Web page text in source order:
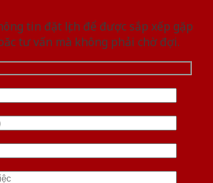
tin đặt lịch để được sắp xếp gặp
tư vấn mà không phải chờ đợi.